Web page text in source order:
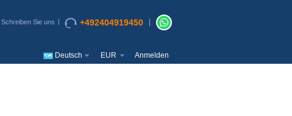
Schreiben Sie uns +492404919450
Deutsch EUR Anmelden